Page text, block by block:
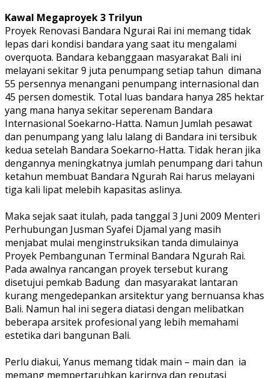
Kawal Megaproyek 3 Trilyun
Proyek Renovasi Bandara Ngurai Rai ini memang tidak
lepas dari kondisi bandara yang saat itu mengalami
overquota. Bandara kebanggaan masyarakat Bali ini
melayani sekitar 9 juta penumpang setiap tahun dimana
55 persennya menangani penumpang internasional dan
45 persen domestik. Total luas bandara hanya 285 hektar
yang mana hanya sekitar seperenam Bandara
Internasional Soekarno-Hatta. Namun Jumlah pesawat
dan penumpang yang lalu lalang di Bandara ini tersibuk
kedua setelah Bandara Soekarno-Hatta. Tidak heran jika
dengannya meningkatnya jumlah penumpang dari tahun
ketahun membuat Bandara Ngurah Rai harus melayani
tiga kali lipat melebih kapasitas aslinya.
Maka sejak saat itulah, pada tanggal 3 Juni 2009 Menteri
Perhubungan Jusman Syafei Djamal yang masih
menjabat mulai menginstruksikan tanda dimulainya
Proyek Pembangunan Terminal Bandara Ngurah Rai.
Pada awalnya rancangan proyek tersebut kurang
disetujui pemkab Badung dan masyarakat lantaran
kurang mengedepankan arsitektur yang bernuansa khas
Bali. Namun hal ini segera diatasi dengan melibatkan
beberapa arsitek profesional yang lebih memahami
estetika dari bangunan Bali.
Perlu diakui, Yanus memang tidak main – main dan ia
memang mempertaruhkan karirnya dan reputasi